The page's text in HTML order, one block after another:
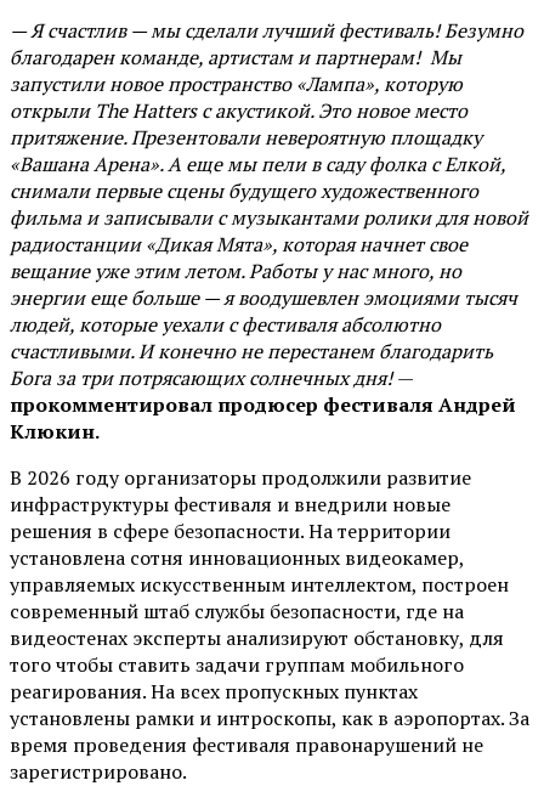
— Я счастлив — мы сделали лучший фестиваль! Безумно
благодарен команде, артистам и партнерам! Мы
запустили новое пространство «Лампа», которую
открыли The Hatters с акустикой. Это новое место
притяжение. Презентовали невероятную площадку
«Вашана Арена». А еще мы пели в саду фолка с Елкой,
снимали первые сцены будущего художественного
фильма и записывали с музыкантами ролики для новой
радиостанции «Дикая Мята», которая начнет свое
вещание уже этим летом. Работы у нас много, но
энергии еще больше — я воодушевлен эмоциями тысяч
людей, которые уехали с фестиваля абсолютно
счастливыми. И конечно не перестанем благодарить
Бога за три потрясающих солнечных дня!—
прокомментировал продюсер фестиваля Андрей
Клюкин.
В 2026 году организаторы продолжили развитие
инфраструктуры фестиваля и внедрили новые
решения в сфере безопасности. На территории
установлена сотня инновационных видеокамер,
управляемых искусственным интеллектом, построен
современный штаб службы безопасности, где на
видеостенах эксперты анализируют обстановку, для
того чтобы ставить задачи группам мобильного
реагирования. На всех пропускных пунктах
установлены рамки и интроскопы, как в аэропортах. За
время проведения фестиваля правонарушений не
зарегистрировано.